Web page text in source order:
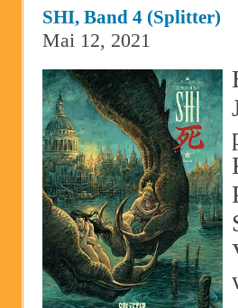
SHI, Band 4 (Splitter)
Mai 12, 2021